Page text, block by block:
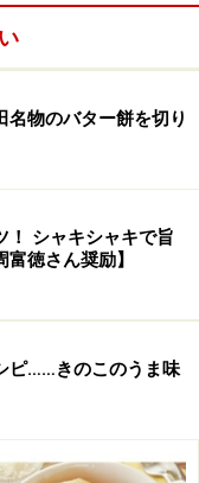
錦玉子の太さや形
すので味見して加
た逸品を紹介しま
名物のバター餅を切り
！ シャキシャキで旨
徳さん奨励】
ピ……きのこのうま味